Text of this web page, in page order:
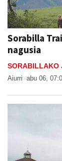
Sorabilla
nagusia
SORABILLAKO
Aiurri abu 06,